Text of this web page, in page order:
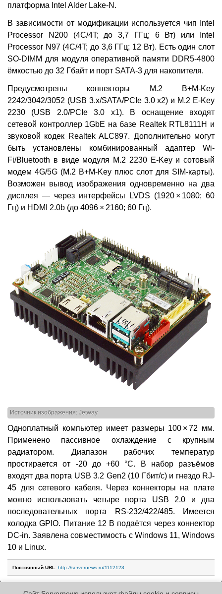
платформа Intel Alder Lake-N.
В зависимости от модификации используется чип Intel
Processor N200 (4C/4T; до 3,7 ГГц; 6 Вт) или Intel
Processor N97 (4C/4T; до 3,6 ГГц; 12 Вт). Есть один слот
SO-DIMM для модуля оперативной памяти DDR5-4800
ёмкостью до 32 Гбайт и порт SATA-3 для накопителя.
Предусмотрены коннекторы M.2 B+M-Key
2242/3042/3052 (USB 3.х/SATA/PCIe 3.0 x2) и M.2 E-Key
2230 (USB 2.0/PCIe 3.0 x1). В оснащение входят
сетевой контроллер 1GbE на базе Realtek RTL8111H и
звуковой кодек Realtek ALC897. Дополнительно могут
быть установлены комбинированный адаптер Wi-
Fi/Bluetooth в виде модуля M.2 2230 E-Key и сотовый
модем 4G/5G (M.2 B+M-Key плюс слот для SIM-карты).
Возможен вывод изображения одновременно на два
дисплея — через интерфейсы LVDS (1920 × 1080; 60
Гц) и HDMI 2.0b (до 4096 × 2160; 60 Гц).
Источник изображения: Jetway
Одноплатный компьютер имеет размеры 100 × 72 мм.
Применено пассивное охлаждение с крупным
радиатором. Диапазон рабочих температур
простирается от -20 до +60 °C. В набор разъёмов
входят два порта USB 3.2 Gen2 (10 Гбит/с) и гнездо RJ-
45 для сетевого кабеля. Через коннекторы на плате
можно использовать четыре порта USB 2.0 и два
последовательных порта RS-232/422/485. Имеется
колодка GPIO. Питание 12 В подаётся через коннектор
DC-in. Заявлена совместимость с Windows 11, Windows
10 и Linux.
Постоянный URL: http://servernews.ru/1112123